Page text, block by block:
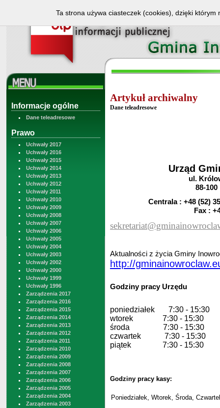
Informacje ogólne
Dane teleadresowe
Prawo
Uchwały 2017
Uchwały 2016
Uchwały 2015
Uchwały 2014
Uchwały 2013
Uchwały 2012
Uchwały 2011
Uchwały 2010
Uchwały 2009
Uchwały 2008
Uchwały 2007
Uchwały 2006
Uchwały 2005
Uchwały 2004
Uchwały 2003
Uchwały 2002
Uchwały 2000
Uchwały 1999
Uchwały 1996
Zarządzenia 2017
Zarządzenia 2016
Zarządzenia 2015
Zarządzenia 2014
Zarządzenia 2013
Zarządzenia 2012
Zarządzenia 2011
Zarządzenia 2010
Zarządzenia 2009
Zarządzenia 2008
Zarządzenia 2007
Zarządzenia 2006
Zarządzenia 2005
Zarządzenia 2004
Zarządzenia 2003
Artykuł archiwalny
Dane teleadresowe
Urząd
ul.
88-100
Centrala : +48 (52)
Fax : +48
Aktualności z życia Gminy
http://
Godziny pracy Urzędu
poniedziałek 7:30 - 15:30
wtorek 7:30 - 15:30
środa 7:30 - 15:30
czwartek 7:30 - 15:30
piątek 7:30 - 15:30
Godziny pracy kasy:
Poniedziałek, Wtorek, Środa,
Ta strona używa ciasteczek (cookies), dzięki którym